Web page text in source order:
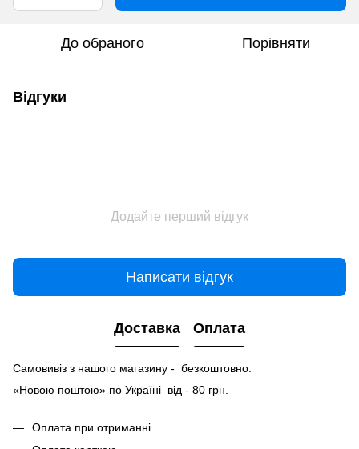
До обраного Порівняти
Відгуки
Додайте перший відгук
Написати відгук
Доставка Оплата
Самовивіз з нашого магазину - безкоштовно.
«Новою поштою» по Україні від - 80 грн.
Оплата при отриманні